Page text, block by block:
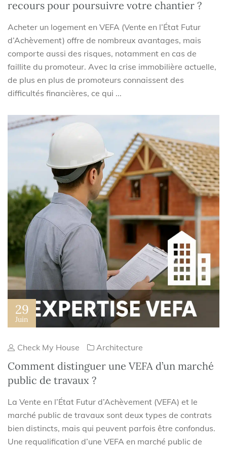
recours pour poursuivre votre chantier ?
Acheter un logement en VEFA (Vente en l’État Futur
d’Achèvement) offre de nombreux avantages, mais
comporte aussi des risques, notamment en cas de
faillite du promoteur. Avec la crise immobilière actuelle,
de plus en plus de promoteurs connaissent des
difficultés financières, ce qui ...
29
Juin
Check My House Architecture
Comment distinguer une VEFA d’un marché
public de travaux ?
La Vente en l’État Futur d’Achèvement (VEFA) et le
marché public de travaux sont deux types de contrats
bien distincts, mais qui peuvent parfois être confondus.
Une requalification d’une VEFA en marché public de